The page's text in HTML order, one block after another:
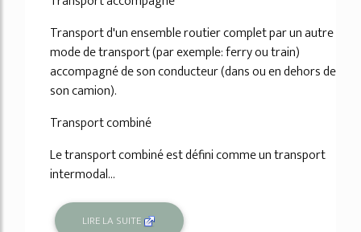
Transport d'un ensemble routier complet par un autre
mode de transport (par exemple: ferry ou train)
accompagné de son conducteur (dans ou en dehors de
son camion).
Transport combiné
Le transport combiné est défini comme un transport
intermodal...
LIRE LA SUITE